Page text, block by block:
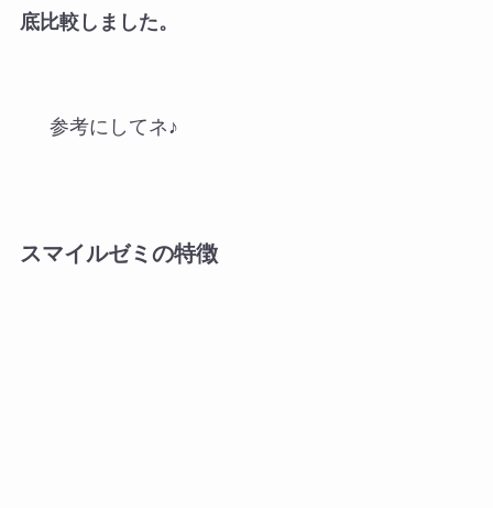
底比較しました。
参考にしてネ♪
スマイルゼミの特徴